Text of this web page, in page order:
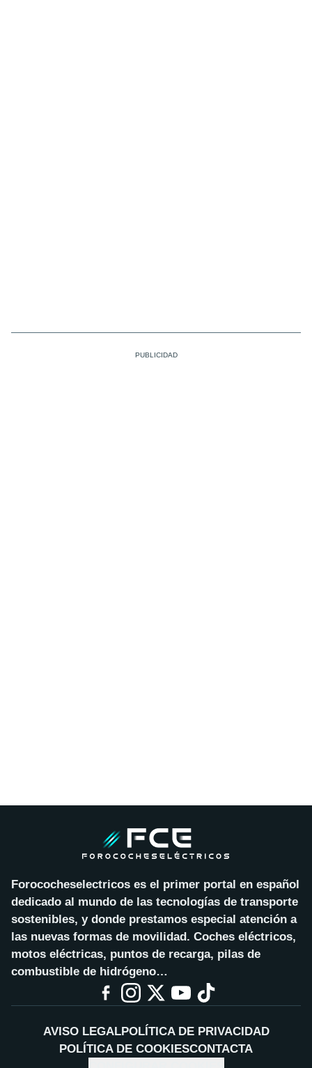
Forococheselectricos es el primer portal en español
dedicado al mundo de las tecnologías de transporte
sostenibles, y donde prestamos especial atención a
las nuevas formas de movilidad. Coches eléctricos,
motos eléctricas, puntos de recarga, pilas de
combustible de hidrógeno…
AVISO LEGALPOLÍTICA DE PRIVACIDAD
POLÍTICA DE COOKIESCONTACTA